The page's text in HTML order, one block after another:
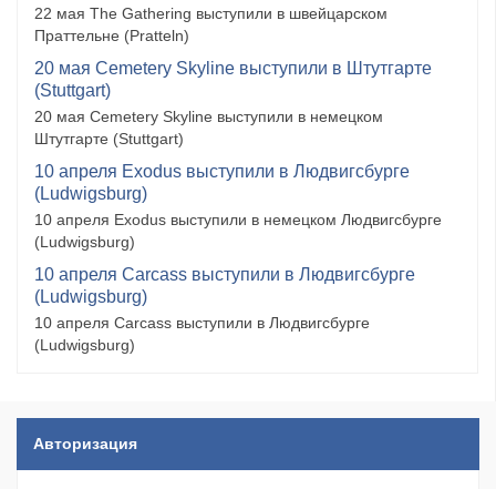
22 мая The Gathering выступили в швейцарском
Праттельне (Pratteln)
20 мая Cemetery Skyline выступили в Штутгарте
(Stuttgart)
20 мая Cemetery Skyline выступили в немецком
Штутгарте (Stuttgart)
10 апреля Exodus выступили в Людвигсбурге
(Ludwigsburg)
10 апреля Exodus выступили в немецком Людвигсбурге
(Ludwigsburg)
10 апреля Carcass выступили в Людвигсбурге
(Ludwigsburg)
10 апреля Carcass выступили в Людвигсбурге
(Ludwigsburg)
Авторизация